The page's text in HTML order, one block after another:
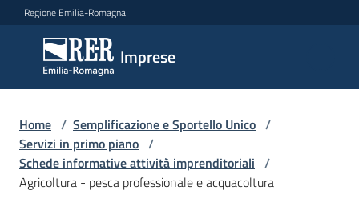
Vai al contenuto
Vai alla navigazione
Vai al footer
Regione Emilia-Romagna
Imprese
Imprese
Argomenti
Novità
Home / Semplificazione e Sportello Unico /
Servizi in primo piano /
Schede informative attività imprenditoriali /
Agricoltura - pesca professionale e acquacoltura